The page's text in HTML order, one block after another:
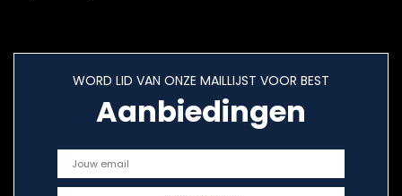
WORD LID VAN ONZE MAILLIJST VOOR BEST
Aanbiedingen